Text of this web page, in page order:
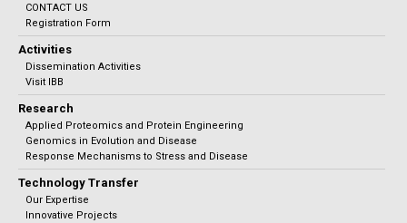
CONTACT US
Registration Form
Activities
Dissemination Activities
Visit IBB
Research
Applied Proteomics and Protein Engineering
Genomics in Evolution and Disease
Response Mechanisms to Stress and Disease
Technology Transfer
Our Expertise
Innovative Projects